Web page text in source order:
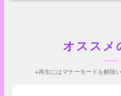
オススメ
※再生にはマナーモードを解除
ア